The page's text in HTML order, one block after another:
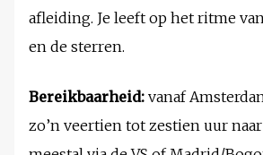
afleiding. Je leeft op het ritme
en de sterren.
Bereikbaarheid: vanaf
zo’n veertien tot zestien uur naar